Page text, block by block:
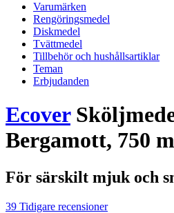
Varumärken
Rengöringsmedel
Diskmedel
Tvättmedel
Tillbehör och hushållsartiklar
Teman
Erbjudanden
Ecover
Bergamott, 750
För särskilt mjuk och
39 Tidigare recensioner